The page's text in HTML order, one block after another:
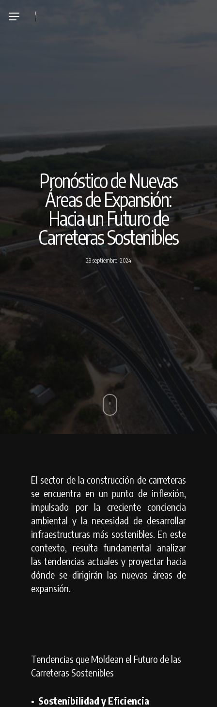
Menu
Pronóstico de Nuevas
Áreas de Expansión:
Hacia un Futuro de
Carreteras Sostenibles
23 septiembre, 2024
El sector de la construcción de carreteras
se encuentra en un punto de inflexión,
impulsado por la creciente conciencia
ambiental y la necesidad de desarrollar
infraestructuras más sostenibles. En este
contexto, resulta fundamental analizar
las tendencias actuales y proyectar hacia
dónde se dirigirán las nuevas áreas de
expansión.
Tendencias que Moldean el Futuro de las
Carreteras Sostenibles
•⁠ ⁠Sostenibilidad y Eficiencia